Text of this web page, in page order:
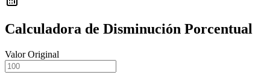
Calculadora de Disminución Porcentual
Valor Original